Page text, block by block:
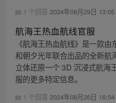
1 个回答 2024年08月29日 13:05
航海王热血航线官服
《航海王热血航线》是一款
和朝夕光年联合出品的全新航
立体还原一个 3D 沉浸式航海
服的更多特定信息。
1 个回答 2024年08月26日 16:04